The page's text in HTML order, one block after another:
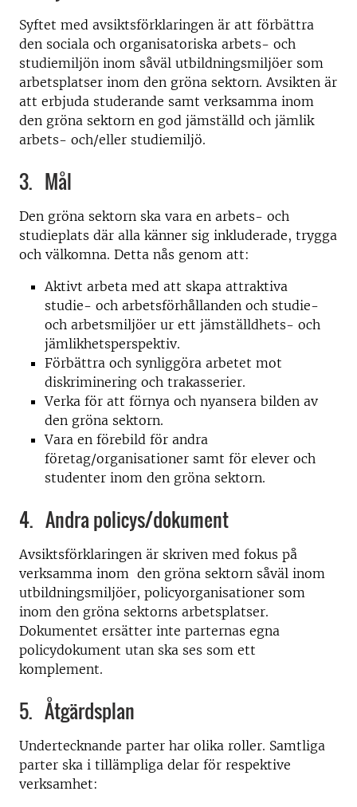
Syftet med avsiktsförklaringen är att förbättra
den sociala och organisatoriska arbets- och
studiemiljön inom såväl utbildningsmiljöer som
arbetsplatser inom den gröna sektorn. Avsikten är
att erbjuda studerande samt verksamma inom
den gröna sektorn en god jämställd och jämlik
arbets- och/eller studiemiljö.
3. Mål
Den gröna sektorn ska vara en arbets- och
studieplats där alla känner sig inkluderade, trygga
och välkomna. Detta nås genom att:
Aktivt arbeta med att skapa attraktiva
studie- och arbetsförhållanden och studie-
och arbetsmiljöer ur ett jämställdhets- och
jämlikhetsperspektiv.
Förbättra och synliggöra arbetet mot
diskriminering och trakasserier.
Verka för att förnya och nyansera bilden av
den gröna sektorn.
Vara en förebild för andra
företag/organisationer samt för elever och
studenter inom den gröna sektorn.
4. Andra policys/dokument
Avsiktsförklaringen är skriven med fokus på
verksamma inom den gröna sektorn såväl inom
utbildningsmiljöer, policyorganisationer som
inom den gröna sektorns arbetsplatser.
Dokumentet ersätter inte parternas egna
policydokument utan ska ses som ett
komplement.
5. Åtgärdsplan
Undertecknande parter har olika roller. Samtliga
parter ska i tillämpliga delar för respektive
verksamhet: